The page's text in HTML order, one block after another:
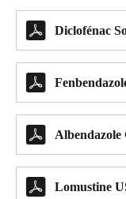
 Diclofénac

 Albendazole
 Lomustine